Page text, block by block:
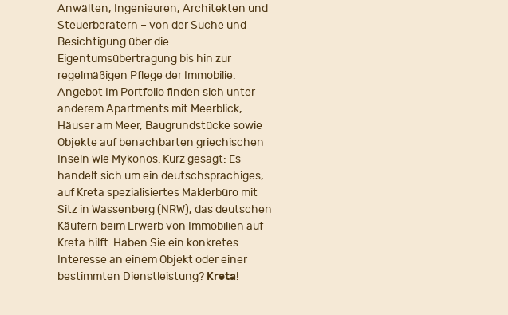
Anwälten, Ingenieuren, Architekten und
Steuerberatern – von der Suche und
Besichtigung über die
Eigentumsübertragung bis hin zur
regelmäßigen Pflege der Immobilie.
Angebot Im Portfolio finden sich unter
anderem Apartments mit Meerblick,
Häuser am Meer, Baugrundstücke sowie
Objekte auf benachbarten griechischen
Inseln wie Mykonos. Kurz gesagt: Es
handelt sich um ein deutschsprachiges,
auf Kreta spezialisiertes Maklerbüro mit
Sitz in Wassenberg (NRW), das deutschen
Käufern beim Erwerb von Immobilien auf
Kreta hilft. Haben Sie ein konkretes
Interesse an einem Objekt oder einer
bestimmten Dienstleistung? Kreta!